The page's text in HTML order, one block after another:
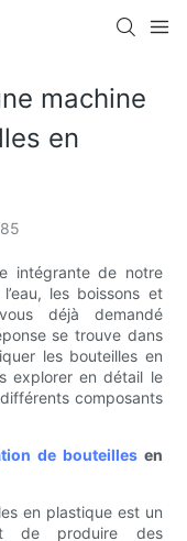
machine
en
intégrante de notre
les boissons et
déjà demandé
se trouve dans
les bouteilles en
explorer en détail le
composants
de bouteillesen
en plastique est un
de produire des